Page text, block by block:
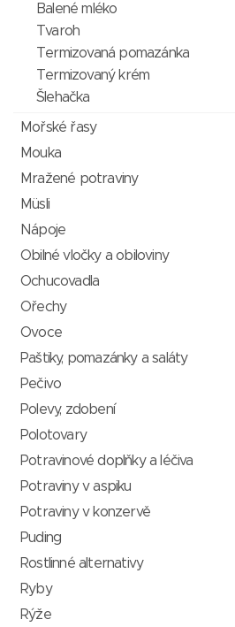
Balené mléko
Tvaroh
Termizovaná pomazánka
Termizovaný krém
Šlehačka
Mořské řasy
Mouka
Mražené potraviny
Müsli
Nápoje
Obilné vločky a obiloviny
Ochucovadla
Ořechy
Ovoce
Paštiky, pomazánky a saláty
Pečivo
Polevy, zdobení
Polotovary
Potravinové doplňky a léčiva
Potraviny v aspiku
Potraviny v konzervě
Puding
Rostlinné alternativy
Ryby
Rýže